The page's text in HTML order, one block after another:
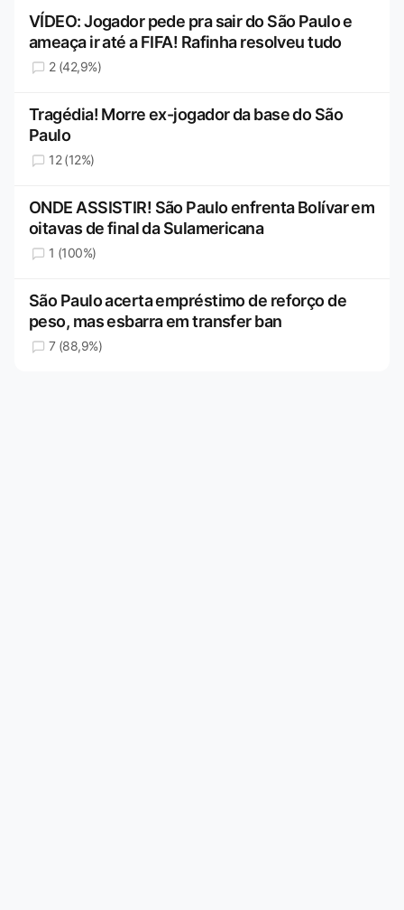
VÍDEO: Jogador pede pra sair do São Paulo e
ameaça ir até a FIFA! Rafinha resolveu tudo
2 (42,9%)
Tragédia! Morre ex-jogador da base do São
Paulo
12 (12%)
ONDE ASSISTIR! São Paulo enfrenta Bolívar em
oitavas de final da Sulamericana
1 (100%)
São Paulo acerta empréstimo de reforço de
peso, mas esbarra em transfer ban
7 (88,9%)